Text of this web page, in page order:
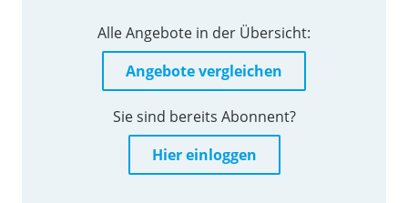
Alle Angebote in der Übersicht:
Angebote vergleichen
Sie sind bereits Abonnent?
Hier einloggen